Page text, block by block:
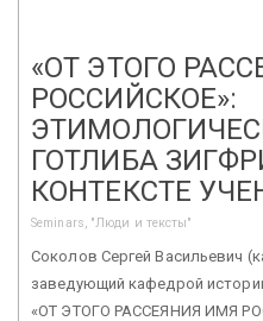
«ОТ ЭТОГО
РОССИЙСКОЕ»:
ГОТЛИБА
КОНТЕКСТЕ
Seminars, "Люди и тексты"
Соколов Сергей Васильевич
заведующий кафедрой
«ОТ ЭТОГО РАССЕЯНИЯ ИМЯ